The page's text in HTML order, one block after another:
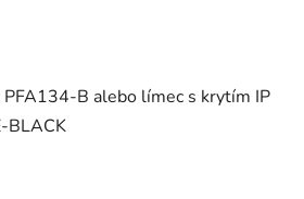
PFA134-B alebo límec s krytím IP
BLACK